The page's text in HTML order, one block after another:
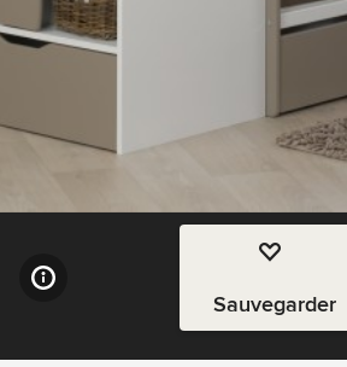
Sauvegarder